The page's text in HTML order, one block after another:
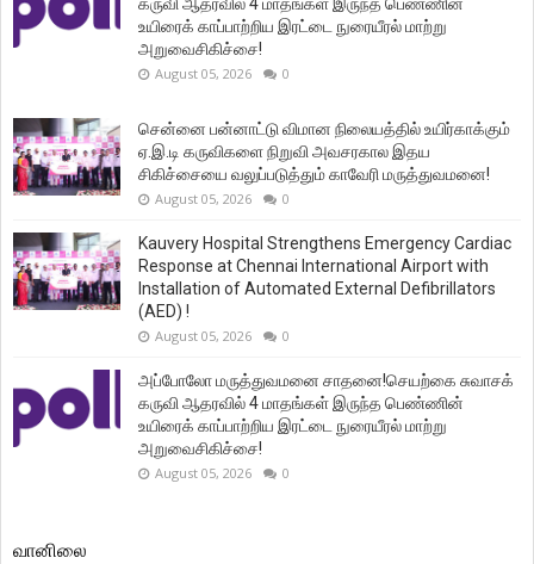
கருவி ஆதரவில் 4 மாதங்கள் இருந்த பெண்ணின்
உயிரைக் காப்பாற்றிய இரட்டை நுரையீரல் மாற்று
அறுவைசிகிச்சை!
August 05, 2026 0
சென்னை பன்னாட்டு விமான நிலையத்தில் உயிர்காக்கும்
ஏ.இ.டி கருவிகளை நிறுவி அவசரகால இதய
சிகிச்சையை வலுப்படுத்தும் காவேரி மருத்துவமனை!
August 05, 2026 0
Kauvery Hospital Strengthens Emergency Cardiac
Response at Chennai International Airport with
Installation of Automated External Defibrillators
(AED) !
August 05, 2026 0
அப்போலோ மருத்துவமனை சாதனை!செயற்கை சுவாசக்
கருவி ஆதரவில் 4 மாதங்கள் இருந்த பெண்ணின்
உயிரைக் காப்பாற்றிய இரட்டை நுரையீரல் மாற்று
அறுவைசிகிச்சை!
August 05, 2026 0
வானிலை